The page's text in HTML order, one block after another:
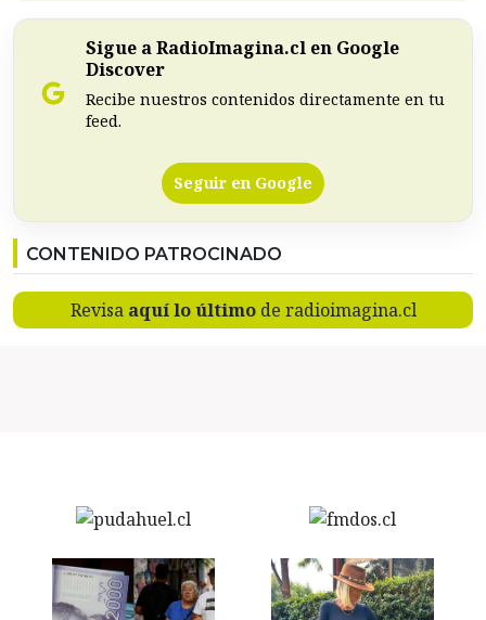
Sigue a RadioImagina.cl en Google
Discover
Recibe nuestros contenidos directamente en tu
feed.
Seguir en Google
CONTENIDO PATROCINADO
Revisa aquí lo últimode radioimagina.cl